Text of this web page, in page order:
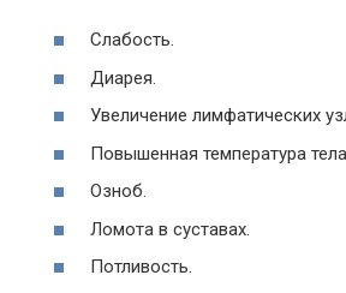
Слабость.
Диарея.
Увеличение лимфатических
Повышенная температура тела.
Озноб.
Ломота в суставах.
Потливость.